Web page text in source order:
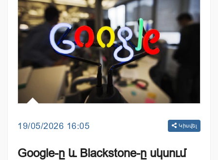
19/05/2026 16:05 Կիսվել
Google-ը և Blackstone-ը սկսում